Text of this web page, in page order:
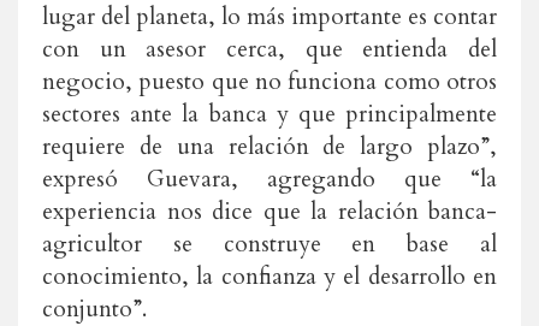
lugar del planeta, lo más importante es contar
con un asesor cerca, que entienda del
negocio, puesto que no funciona como otros
sectores ante la banca y que principalmente
requiere de una relación de largo plazo”,
expresó Guevara, agregando que “la
experiencia nos dice que la relación banca-
agricultor se construye en base al
conocimiento, la confianza y el desarrollo en
conjunto”.